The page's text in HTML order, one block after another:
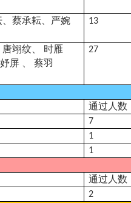
蔡承耘、严婉
13
唐翊纹、
时雁
屏
蔡羽
27
通过人数
7
1
1
通过人数
2